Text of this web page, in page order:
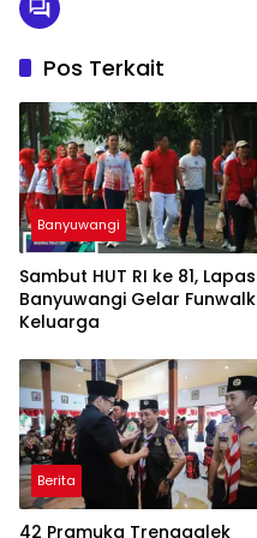
Pos Terkait
Banyuwangi
Sambut HUT RI ke 81, Lapas
Banyuwangi Gelar Funwalk
Keluarga
Berita
42 Pramuka Trenggalek